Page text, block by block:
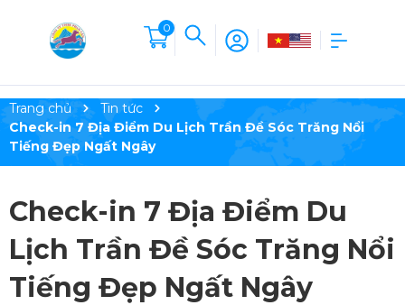
0
Trang chủ
Tin tức
Check-in 7 Địa Điểm Du Lịch Trần Đề Sóc Trăng Nổi
Tiếng Đẹp Ngất Ngây
Check-in 7 Địa Điểm Du
Lịch Trần Đề Sóc Trăng Nổi
Tiếng Đẹp Ngất Ngây